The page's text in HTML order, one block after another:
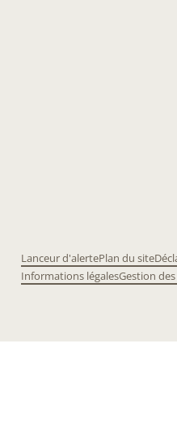
Lanceur d'alertePlan du site
Informations légalesGestion